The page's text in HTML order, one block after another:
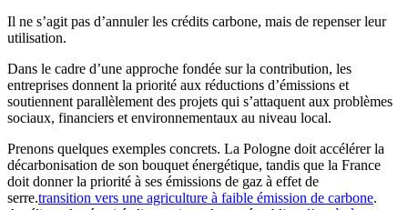
Il ne s’agit pas d’annuler les crédits carbone, mais de repenser leur
utilisation.
Dans le cadre d’une approche fondée sur la contribution, les
entreprises donnent la priorité aux réductions d’émissions et
soutiennent parallèlement des projets qui s’attaquent aux problèmes
sociaux, financiers et environnementaux au niveau local.
Prenons quelques exemples concrets. La Pologne doit accélérer la
décarbonisation de son bouquet énergétique, tandis que la France
doit donner la priorité à ses émissions de gaz à effet de
serre.transition vers une agriculture à faible émission de carbone.